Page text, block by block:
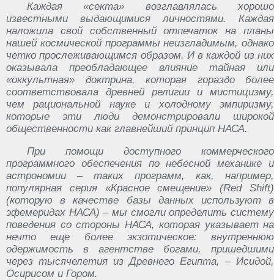
Каждая «секта» возглавлялась хорошо
известными выдающимися личностями. Каждая
наложила свой собственный отпечаток на планы
нашей космической программы неизгладимым, однако
четко прослеживающимся образом. И в каждой из них
оказывала преобладающее влияние тайная или
«оккультная» доктрина, которая гораздо более
соответствовала древней религии и мистицизму,
чем рациональной науке и холодному эмпиризму,
которые эти люди демонстрировали широкой
общественности как главнейший принцип НАСА.
При помощи доступного коммерческого
программного обеспечения по небесной механике и
астрономии – таких программ, как, например,
популярная серия «Красное смещение» (Red Shift)
(которую в качестве базы данных используют в
эфемеридах НАСА) – мы смогли определить систему
поведения со стороны НАСА, которая указывает на
нечто еще более экзотическое: внутреннюю
одержимость в агентстве богами, пришедшими
через тысячелетия из Древнего Египта, – Исидой,
Осирисом и Гором.